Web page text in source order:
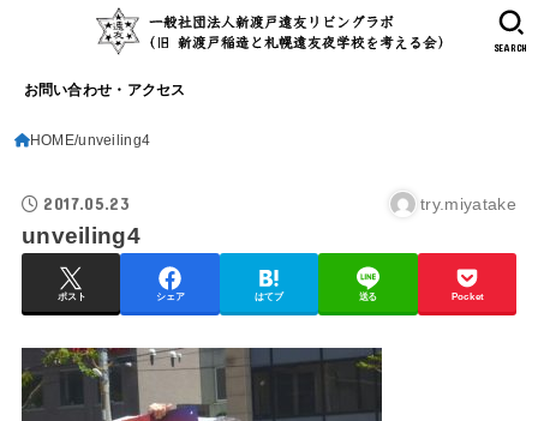
お問い合わせ・アクセス
SEARCH
HOME unveiling4
2017.05.23 try.miyatake
unveiling4
ポスト シェア はてブ 送る Pocket